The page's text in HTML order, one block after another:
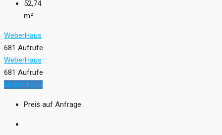
52,74
m²
WeberHaus
681 Aufrufe
WeberHaus
681 Aufrufe
Musterhaus
Preis auf Anfrage